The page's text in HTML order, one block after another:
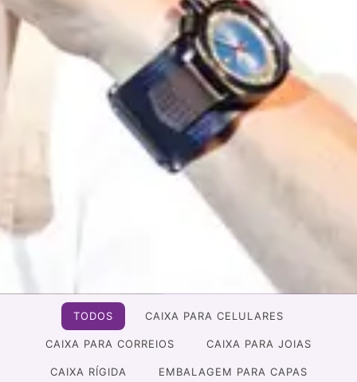
TODOS CAIXA PARA CELULARES
CAIXA PARA CORREIOS CAIXA PARA JOIAS
CAIXA RÍGIDA EMBALAGEM PARA CAPAS